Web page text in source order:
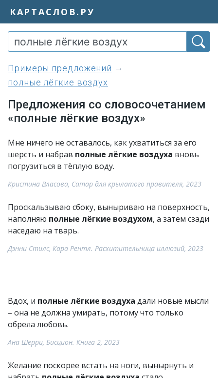
КАРТАСЛОВ.РУ
примеры предложений
полные лёгкие воздух
Предложения со словосочетанием
«полные лёгкие воздух»
Мне ничего не оставалось, как ухватиться за его
шерсть и набрав полные лёгкие воздуха вновь
погрузиться в тёплую воду.
Кристина Власова, Сатар для крылатого правителя, 2023
Проскальзываю сбоку, выныриваю на поверхность,
наполняю полные лёгкие воздухом, а затем сзади
наседаю на тварь.
Дэнни Стилс, Кара Рентл. Расхитительница иллюзий, 2023
Вдох, и полные лёгкие воздуха дали новые мысли
– она не должна умирать, потому что только
обрела любовь.
Ана Шерри, Бисцион. Книга 2, 2023
Желание поскорее встать на ноги, вынырнуть и